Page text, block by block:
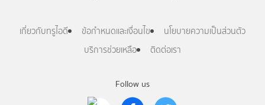
Follow us
เกี่ยวกับทรูไอดี ข้อกำหนดและเงื่อนไข
นโยบายความเป็นส่วนตัว
บริการช่วยเหลือ
ติดต่อเรา